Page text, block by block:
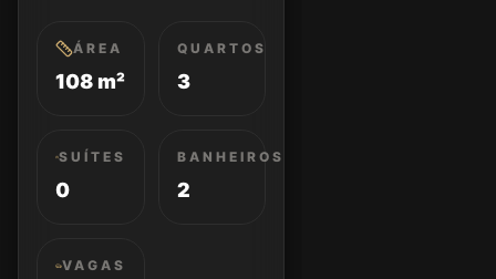
ÁREA
108 m²
QUARTOS
3
SUÍTES
0
BANHEIROS
2
VAGAS